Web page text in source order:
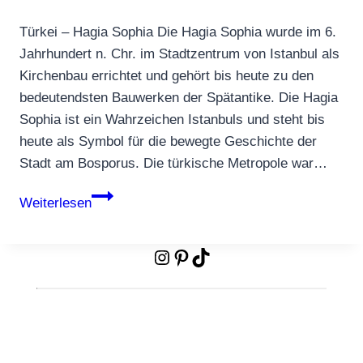
Türkei – Hagia Sophia Die Hagia Sophia wurde im 6.
Jahrhundert n. Chr. im Stadtzentrum von Istanbul als
Kirchenbau errichtet und gehört bis heute zu den
bedeutendsten Bauwerken der Spätantike. Die Hagia
Sophia ist ein Wahrzeichen Istanbuls und steht bis
heute als Symbol für die bewegte Geschichte der
Stadt am Bosporus. Die türkische Metropole war…
Weiterlesen
Die
Sehenswürdigkeiten
Instagram
Pinterest
TikTok